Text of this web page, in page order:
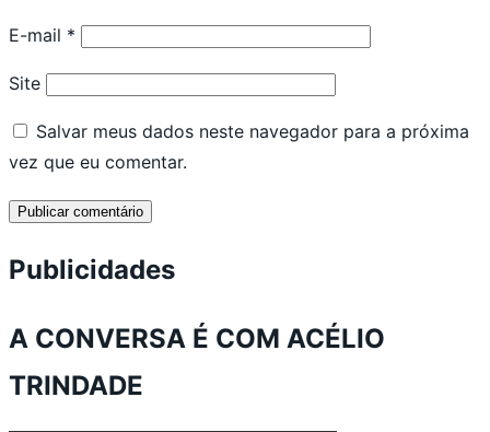
E-mail *
Site
Salvar meus dados neste navegador para a próxima
vez que eu comentar.
Publicidades
A CONVERSA É COM ACÉLIO
TRINDADE